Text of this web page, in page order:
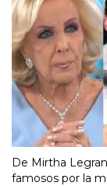
De Mirtha
famosos por la